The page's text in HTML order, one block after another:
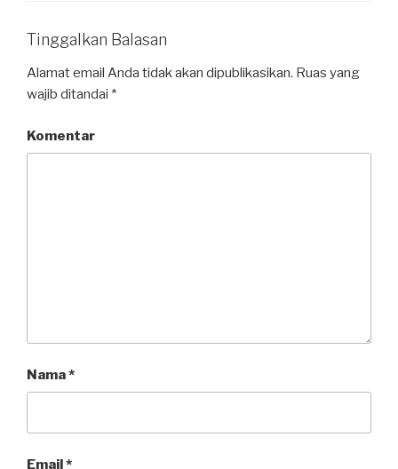
Tinggalkan Balasan
Alamat email Anda tidak akan dipublikasikan. Ruas yang
wajib ditandai *
Komentar
Nama*
Email*